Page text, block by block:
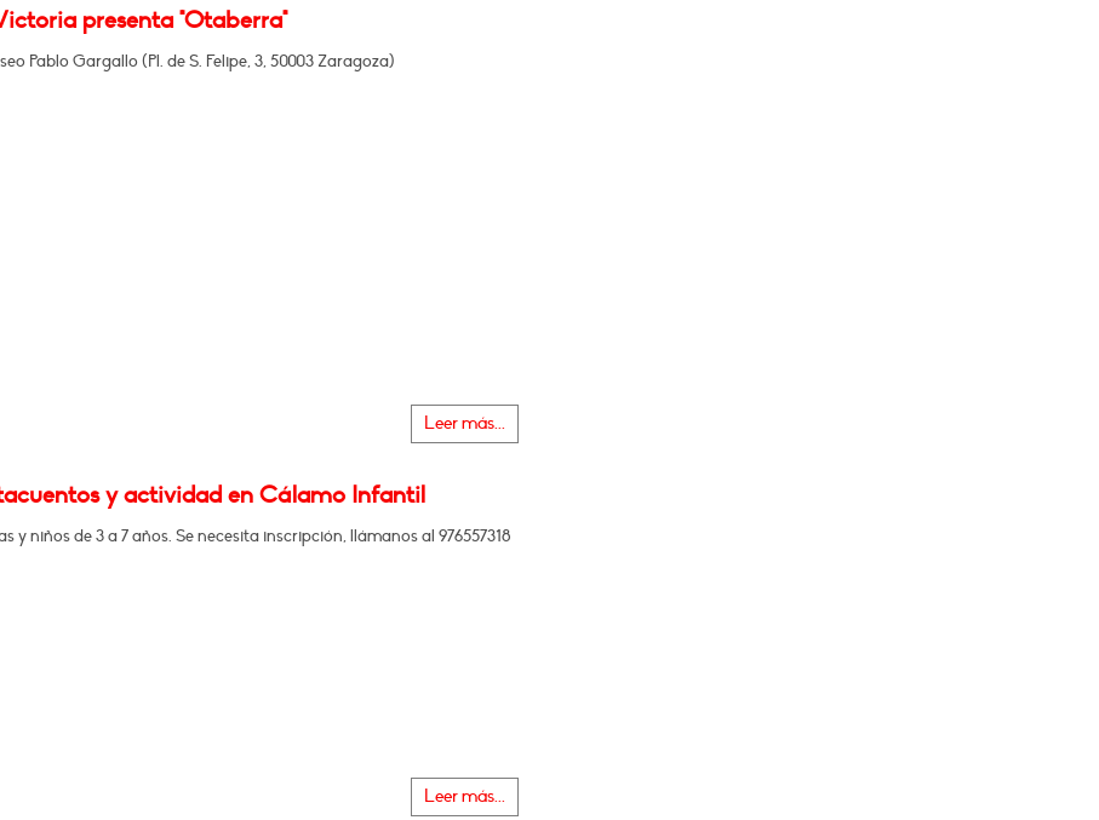
presenta "Otaberra"
Pablo Gargallo (Pl. de S. Felipe, 3, 50003 Zaragoza)
Leer más...
y actividad en Cálamo Infantil
y niños de 3 a 7 años. Se necesita inscripción, llámanos al 976557318
Leer más...